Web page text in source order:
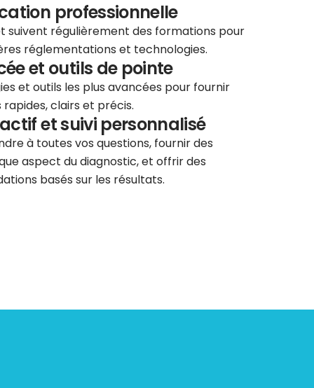
professionnelle
suivent régulièrement des formations pour
réglementations et technologies.
et outils de pointe
et outils les plus avancées pour fournir
clairs et précis.
et suivi personnalisé
à toutes vos questions, fournir des
aspect du diagnostic, et offrir des
basés sur les résultats.